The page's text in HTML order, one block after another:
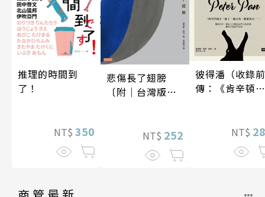
推理的時間到
了！
NT$ 350
悲傷長了翅膀
〔附｜台灣版獨
NT$ 252
彼得潘（收錄前
傳：《肯辛頓花
NT$